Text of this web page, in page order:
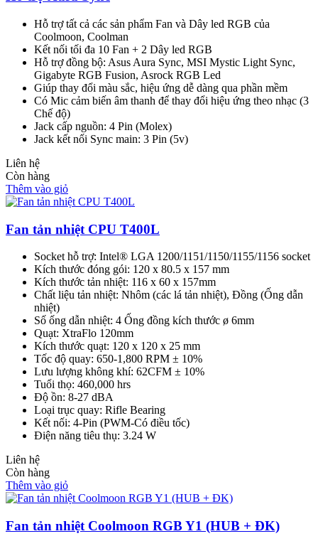
Hỗ trợ tất cả các sản phẩm Fan và Dây led RGB của
Coolmoon, Coolman
Kết nối tối đa 10 Fan + 2 Dây led RGB
Hỗ trợ đồng bộ: Asus Aura Sync, MSI Mystic Light Sync,
Gigabyte RGB Fusion, Asrock RGB Led
Giúp thay đổi màu sắc, hiệu ứng dễ dàng qua phần mềm
Có Mic cảm biến âm thanh để thay đổi hiệu ứng theo nhạc (3
Chế độ)
Jack cấp nguồn: 4 Pin (Molex)
Jack kết nối Sync main: 3 Pin (5v)
Liên hệ
Còn hàng
Thêm vào giỏ
Fan tản nhiệt CPU T400L
Socket hỗ trợ: Intel® LGA 1200/1151/1150/1155/1156 socket
Kích thước đóng gói: 120 x 80.5 x 157 mm
Kích thước tản nhiệt: 116 x 60 x 157mm
Chất liệu tản nhiệt: Nhôm (các lá tản nhiệt), Đồng (Ống dẫn
nhiệt)
Số ống dẫn nhiệt: 4 Ống đồng kích thước ø 6mm
Quạt: XtraFlo 120mm
Kích thước quạt: 120 x 120 x 25 mm
Tốc độ quay: 650-1,800 RPM ± 10%
Lưu lượng không khí: 62CFM ± 10%
Tuổi thọ: 460,000 hrs
Độ ồn: 8-27 dBA
Loại trục quay: Rifle Bearing
Kết nối: 4-Pin (PWM-Có điều tốc)
Điện năng tiêu thụ: 3.24 W
Liên hệ
Còn hàng
Thêm vào giỏ
Fan tản nhiệt Coolmoon RGB Y1 (HUB + ĐK)